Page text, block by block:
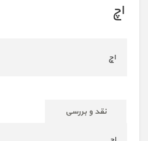
اچ
اچ
نقد و بررسی